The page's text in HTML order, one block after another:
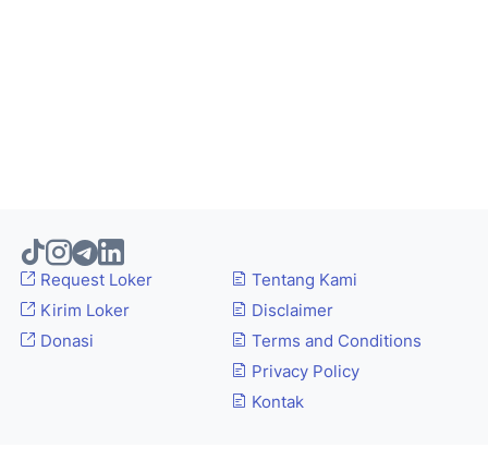
Request Loker
Kirim Loker
Donasi
Tentang Kami
Disclaimer
Terms and Conditions
Privacy Policy
Kontak